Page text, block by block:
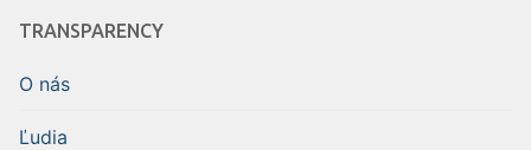
TRANSPARENCY
O nás
Ľudia